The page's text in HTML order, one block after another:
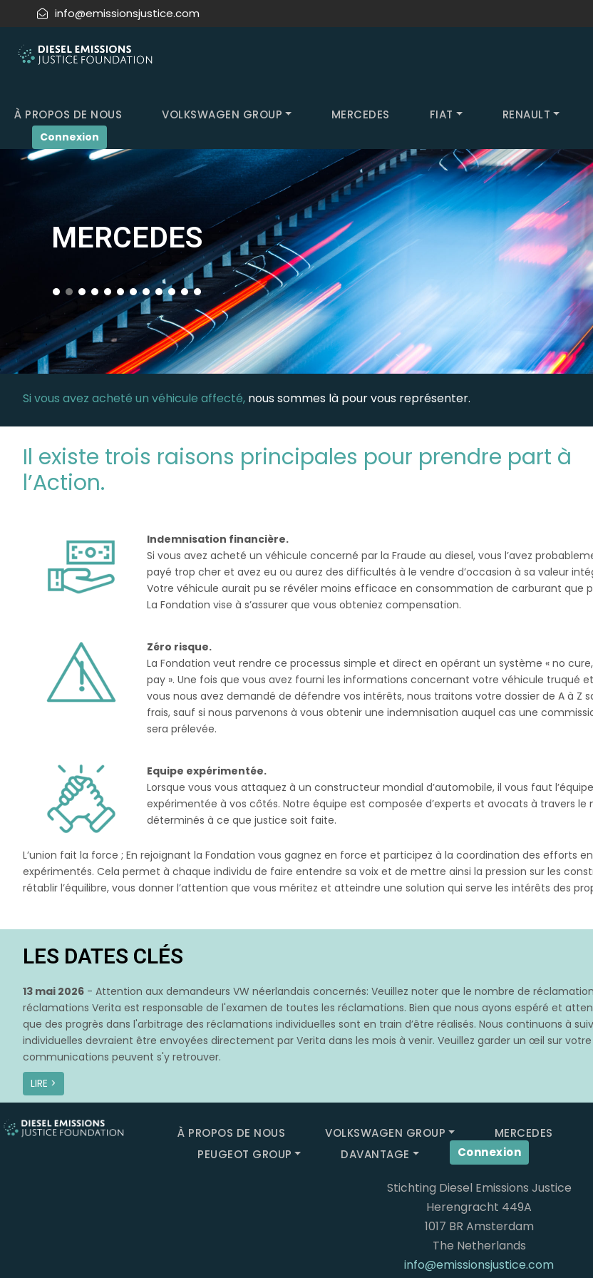
info@emissionsjustice.com
À PROPOS DE NOUS VOLKSWAGEN GROUP MERCEDES FIAT RENAULT
Connexion
MERCEDES
Si vous avez acheté un véhicule affecté, nous sommes là pour vous représenter.
Il existe trois raisons principales pour prendre part à
l’Action.
Indemnisation financière.
Si vous avez acheté un véhicule concerné par la Fraude au diesel, vous l’avez
payé trop cher et avez eu ou aurez des difficultés à le vendre d’occasion à sa valeur
Votre véhicule aurait pu se révéler moins efficace en consommation de carburant que
La Fondation vise à s’assurer que vous obteniez compensation.
Zéro risque.
La Fondation veut rendre ce processus simple et direct en opérant un système « no
pay ». Une fois que vous avez fourni les informations concernant votre véhicule truqué
vous nous avez demandé de défendre vos intérêts, nous traitons votre dossier de A à Z
frais, sauf si nous parvenons à vous obtenir une indemnisation auquel cas une
sera prélevée.
Equipe expérimentée.
Lorsque vous vous attaquez à un constructeur mondial d’automobile, il vous faut
expérimentée à vos côtés. Notre équipe est composée d’experts et avocats à travers le
déterminés à ce que justice soit faite.
L’union fait la force ; En rejoignant la Fondation vous gagnez en force et participez à la coordination des efforts
expérimentés. Cela permet à chaque individu de faire entendre sa voix et de mettre ainsi la pression sur les
rétablir l’équilibre, vous donner l’attention que vous méritez et atteindre une solution qui serve les intérêts des
LES DATES CLÉS
13 mai 2026 - Attention aux demandeurs VW néerlandais concernés: Veuillez noter que le nombre de
réclamations Verita est responsable de l'examen de toutes les réclamations. Bien que nous ayons espéré et
que des progrès dans l'arbitrage des réclamations individuelles sont en train d’être réalisés. Nous continuons à
individuelles devraient être envoyées directement par Verita dans les mois à venir. Veuillez garder un œil sur
communications peuvent s'y retrouver.
LIRE >
À PROPOS DE NOUS VOLKSWAGEN GROUP MERCEDES
PEUGEOT GROUP
DAVANTAGE Connexion
Stichting Diesel Emissions Justice
Herengracht 449A
1017 BR Amsterdam
The Netherlands
info@emissionsjustice.com